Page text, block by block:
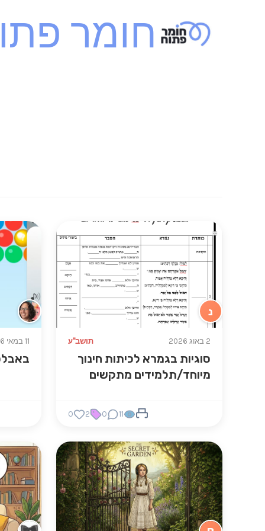
חומר
נ
2 באוג 2026 תושב"ע
סוגיות בגמרא לכיתות חינוך
מיוחד/תלמידים מתקשים
11
0
2
0
11 במאי 2026